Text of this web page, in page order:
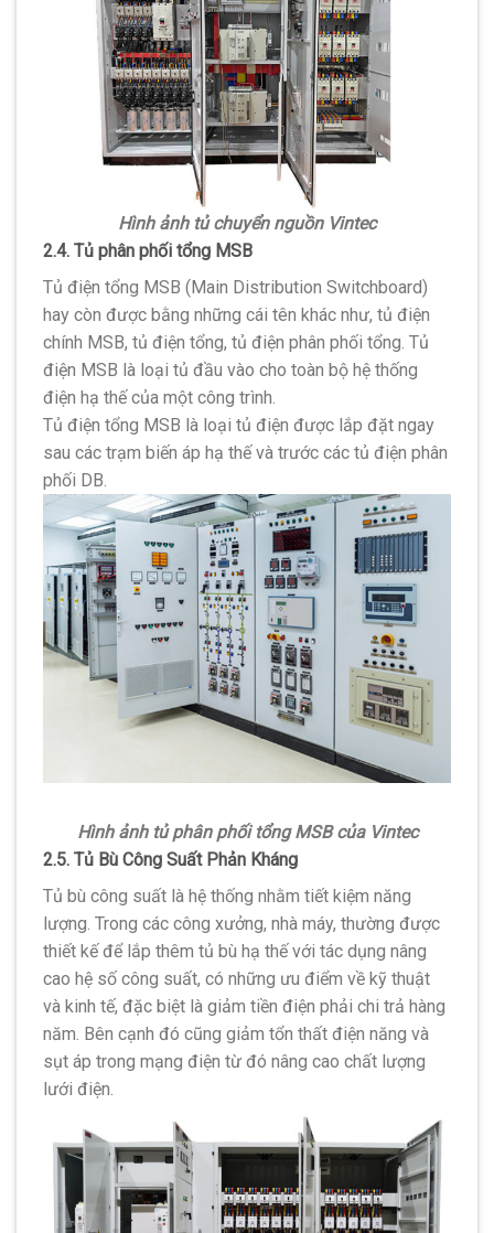
Hình ảnh tủ chuyển nguồn Vintec
2.4. Tủ phân phối tổng MSB
Tủ điện tổng MSB (Main Distribution Switchboard)
hay còn được bằng những cái tên khác như, tủ điện
chính MSB, tủ điện tổng, tủ điện phân phối tổng. Tủ
điện MSB là loại tủ đầu vào cho toàn bộ hệ thống
điện hạ thế của một công trình.
Tủ điện tổng MSB là loại tủ điện được lắp đặt ngay
sau các trạm biến áp hạ thế và trước các tủ điện phân
phối DB.
Hình ảnh tủ phân phối tổng MSB của Vintec
2.5. Tủ Bù Công Suất Phản Kháng
Tủ bù công suất là hệ thống nhằm tiết kiệm năng
lượng. Trong các công xưởng, nhà máy, thường được
thiết kế để lắp thêm tủ bù hạ thế với tác dụng nâng
cao hệ số công suất, có những ưu điểm về kỹ thuật
và kinh tế, đặc biệt là giảm tiền điện phải chi trả hàng
năm. Bên cạnh đó cũng giảm tổn thất điện năng và
sụt áp trong mạng điện từ đó nâng cao chất lượng
lưới điện.